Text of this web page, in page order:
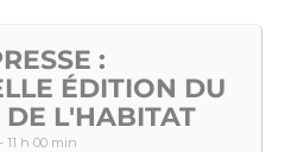
:
ÉDITION DU
DE L'HABITAT
11 h 00 min